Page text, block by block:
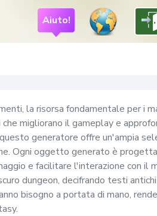
Aiuto!
la risorsa fondamentale per i
migliorano il gameplay e
generatore offre un'ampia
Ogni oggetto generato è
e facilitare l'interazione con il
dungeon, decifrando testi
bisogno a portata di mano,